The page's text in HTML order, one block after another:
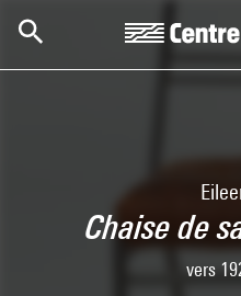
Chaise de
vers